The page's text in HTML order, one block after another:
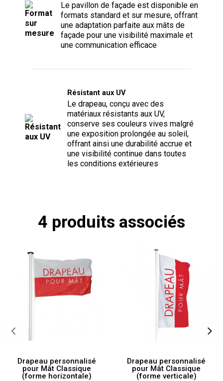
Le pavillon de façade est disponible en
formats standard et sur mesure, offrant
une adaptation parfaite aux mâts de
façade pour une visibilité maximale et
une communication efficace
Résistant aux UV
Le drapeau, conçu avec des
matériaux résistants aux UV,
conserve ses couleurs vives malgré
une exposition prolongée au soleil,
offrant ainsi une durabilité accrue et
une visibilité continue dans toutes
les conditions extérieures
4 produits associés
Drapeau personnalisé
pour Mât Classique
(forme horizontale)
Drapeau personnalisé
pour Mât Classique
(forme verticale)